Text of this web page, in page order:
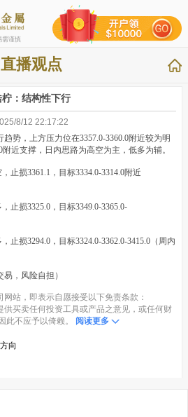
需谨慎
直播观点
柠：结构性下行
8/12 22:17:22
势，上方压力位在3357.0-3360.0附近较为明
近支撑，日内思路为高空为主，低多为辅。
止损3361.1，目标3334.0-3314.0附近
止损3325.0，目标3349.0-3365.0-
止损3294.0，目标3324.0-3362.0-3415.0（周内
，风险自担）
站，即表示自愿接受以下免责条款：
供买卖任何投资工具或产品之意见，或任何财
此不应予以倚赖。
阅读更多
向